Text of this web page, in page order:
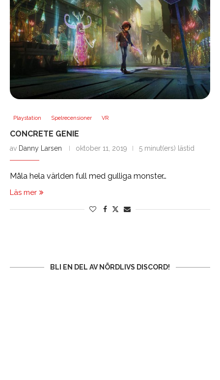
Playstation Spelrecensioner VR
CONCRETE GENIE
av Danny Larsen oktober 11, 2019 5 minut(ers) lästid
Måla hela världen full med gulliga monster…
Läs mer
BLI EN DEL AV NÖRDLIVS DISCORD!